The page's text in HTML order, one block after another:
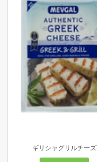
ギリシャグリルチーズ